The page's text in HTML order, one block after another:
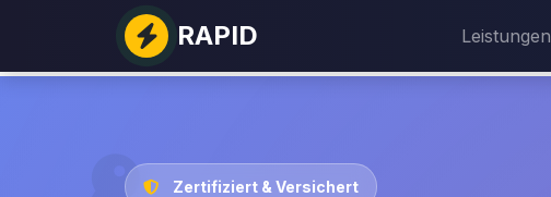
RAPID Leistungen
Zertifiziert & Versichert